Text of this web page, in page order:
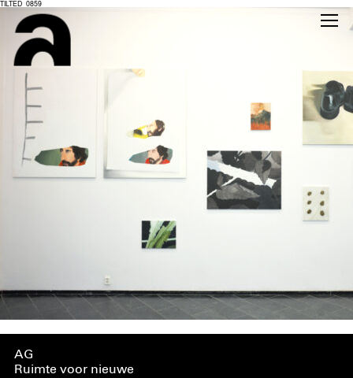
TILTED_0859
AG
Ruimte voor nieuwe